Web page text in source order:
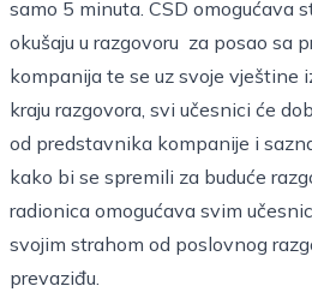
samo 5 minuta. CSD omogućava
okušaju u razgovoru za posao sa
kompanija te se uz svoje vještine
kraju razgovora, svi učesnici će
od predstavnika kompanije i
kako bi se spremili za buduće
radionica omogućava svim
svojim strahom od poslovnog
prevaziđu.